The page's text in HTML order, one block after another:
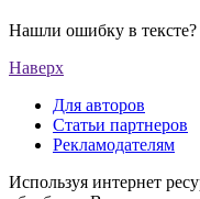
Нашли ошибку в
Наверх
Для авторов
Статьи партнеров
Рекламодателям
Используя интернет